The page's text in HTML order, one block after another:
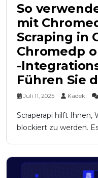
So
mit
Scraping in
Chromedp
-
Führen Sie
Juli 11, 2025 Kadek
Scraperapi hilft Ihnen,
blockiert zu werden.